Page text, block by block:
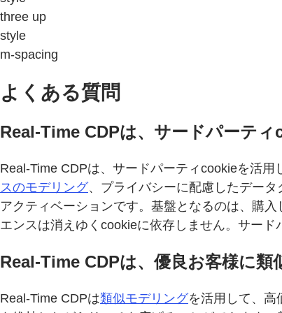
three up
style
m-spacing
よくある質問
Real-Time CDPは、サードパーテ
Real-Time CDPは、サードパーティcookieを活
スのモデリング、プライバシーに配慮したデー
アクティベーションです。基盤となるのは、購
エンスは消えゆくcookieに依存しません。サー
Real-Time CDPは、優良お客様に
Real-Time CDPは類似モデリングを活用して、高